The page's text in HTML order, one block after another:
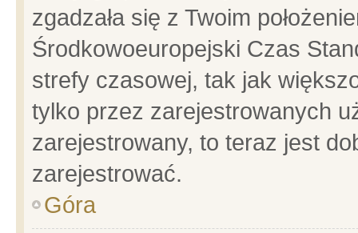
zgadzała się z Twoim
Środkowoeuropejski Czas
strefy czasowej, tak jak
tylko przez zarejestrowanych
zarejestrowany, to teraz jest
zarejestrować.
Góra